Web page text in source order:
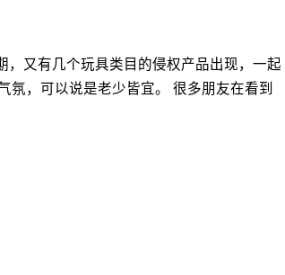
又有几个玩具类目的侵权产品出现，一起
氛，可以说是老少皆宜。 很多朋友在看到